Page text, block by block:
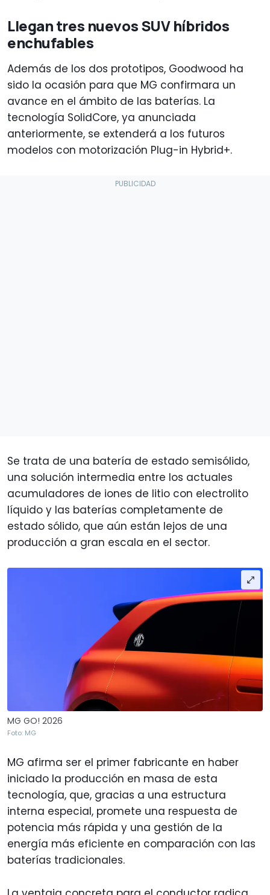
Llegan tres nuevos SUV híbridos
enchufables
Además de los dos prototipos, Goodwood ha
sido la ocasión para que MG confirmara un
avance en el ámbito de las baterías. La
tecnología SolidCore, ya anunciada
anteriormente, se extenderá a los futuros
modelos con motorización Plug-in Hybrid+.
Se trata de una batería de estado semisólido,
una solución intermedia entre los actuales
acumuladores de iones de litio con electrolito
líquido y las baterías completamente de
estado sólido, que aún están lejos de una
producción a gran escala en el sector.
MG GO! 2026
Foto: MG
MG afirma ser el primer fabricante en haber
iniciado la producción en masa de esta
tecnología, que, gracias a una estructura
interna especial, promete una respuesta de
potencia más rápida y una gestión de la
energía más eficiente en comparación con las
baterías tradicionales.